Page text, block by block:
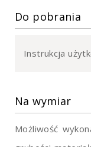
Do pobrania
Instrukcja
Na wymiar
Możliwość